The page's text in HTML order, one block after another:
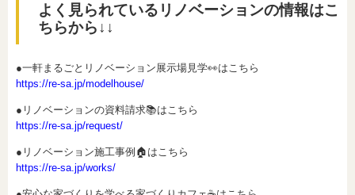
よく見られているリノベーションの情報はこ
ちらから↓↓
●一軒まるごとリノベーション展示場見学👀はこちら
https://re-sa.jp/modelhouse/
●リノベーションの資料請求📚はこちら
https://re-sa.jp/request/
●リノベーション施工事例🏠はこちら
https://re-sa.jp/works/